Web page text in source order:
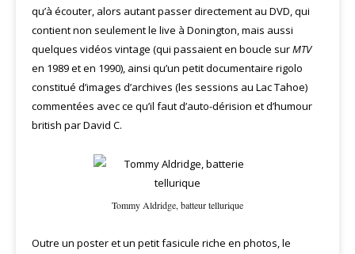
qu’à écouter, alors autant passer directement au DVD, qui
contient non seulement le live à Donington, mais aussi
quelques vidéos vintage (qui passaient en boucle surMTV
en 1989 et en 1990), ainsi qu’un petit documentaire rigolo
constitué d’images d’archives (les sessions au Lac Tahoe)
commentées avec ce qu’il faut d’auto-dérision et d’humour
british par David C.
Tommy Aldridge, batteur tellurique
Outre un poster et un petit fasicule riche en photos, le